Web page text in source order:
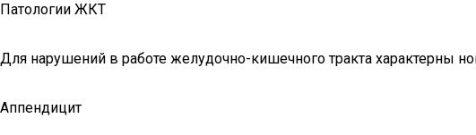
Патологии ЖКТ
Для нарушений в работе желудочно-кишечного тракта характерны
Аппендицит